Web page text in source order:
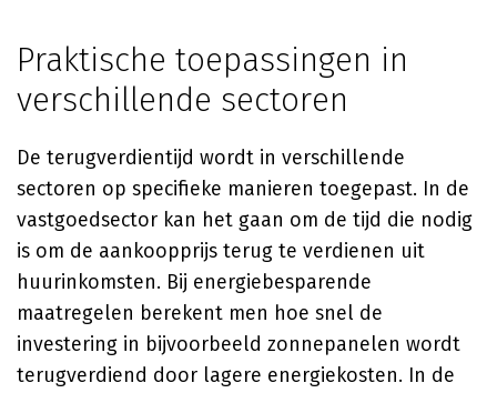
Praktische toepassingen in
verschillende sectoren
De terugverdientijd wordt in verschillende
sectoren op specifieke manieren toegepast. In de
vastgoedsector kan het gaan om de tijd die nodig
is om de aankoopprijs terug te verdienen uit
huurinkomsten. Bij energiebesparende
maatregelen berekent men hoe snel de
investering in bijvoorbeeld zonnepanelen wordt
terugverdiend door lagere energiekosten. In de